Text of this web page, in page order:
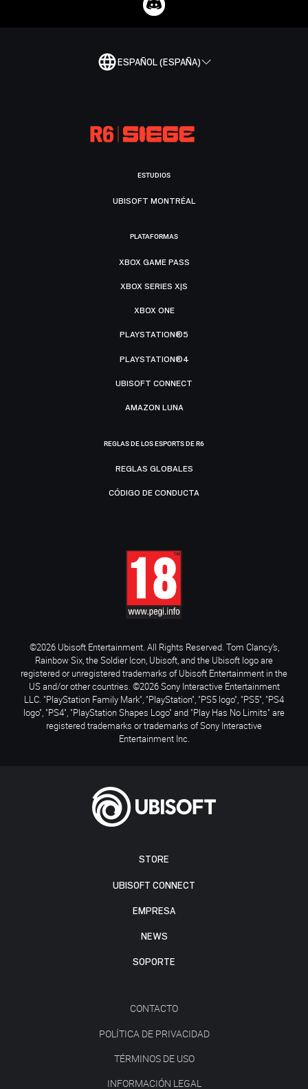
ESPAÑOL (ESPAÑA)
STORE
UBISOFT CONNECT
EMPRESA
NEWS
SOPORTE
CONTACTO
POLÍTICA DE PRIVACIDAD
TÉRMINOS DE USO
INFORMACIÓN LEGAL
ESTUDIOS
UBISOFT MONTRÉAL
PLATAFORMAS
XBOX GAME PASS
XBOX SERIES X|S
XBOX ONE
PLAYSTATION®5
PLAYSTATION®4
UBISOFT CONNECT
AMAZON LUNA
REGLAS DE LOS ESPORTS DE R6
REGLAS GLOBALES
CÓDIGO DE CONDUCTA
©2026 Ubisoft Entertainment. All Rights Reserved. Tom Clancy’s,
Rainbow Six, the Soldier Icon, Ubisoft, and the Ubisoft logo are
registered or unregistered trademarks of Ubisoft Entertainment in the
US and/or other countries. ©2026 Sony Interactive Entertainment
LLC. "PlayStation Family Mark", "PlayStation", "PS5 logo", "PS5", "PS4
logo", "PS4", "PlayStation Shapes Logo" and "Play Has No Limits" are
registered trademarks or trademarks of Sony Interactive
Entertainment Inc.